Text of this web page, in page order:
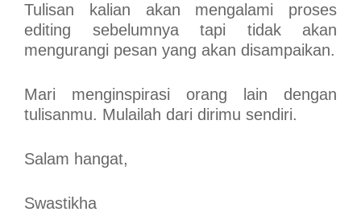
Tulisan kalian akan mengalami proses
editing sebelumnya tapi tidak akan
mengurangi pesan yang akan disampaikan.
Mari menginspirasi orang lain dengan
tulisanmu. Mulailah dari dirimu sendiri.
Salam hangat,
Swastikha